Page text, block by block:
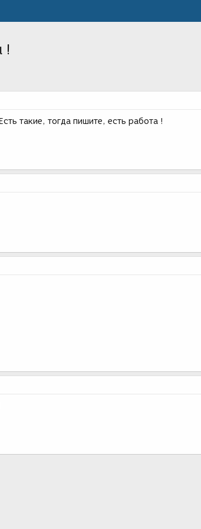
!
такие, тогда пишите, есть работа !